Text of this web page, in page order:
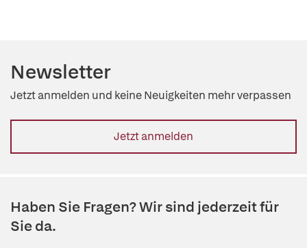
Newsletter
Jetzt anmelden und keine Neuigkeiten mehr verpassen
Jetzt anmelden
Haben Sie Fragen? Wir sind jederzeit für
Sie da.